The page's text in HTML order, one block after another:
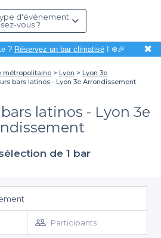
d'évènement
vous ?
? Réservez un bar climatisé! ❄️🎉 ✖
métropolitaine Lyon
Lyon 3e
bars latinos - Lyon 3e Arrondissement
latinos - Lyon 3e
de 1 bar
Participants